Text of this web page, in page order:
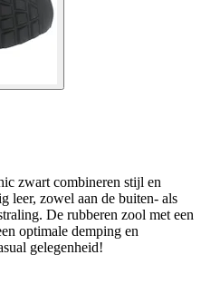
zwart combineren stijl en
leer, zowel aan de buiten- als
De rubberen zool met een
optimale demping en
gelegenheid!